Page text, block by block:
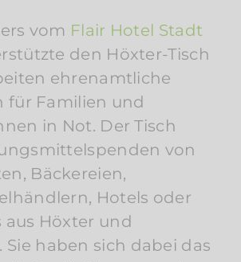
vom Flair Hotel Stadt
den Höxter-Tisch
ehrenamtliche
für Familien und
in Not. Der Tisch
von
Bäckereien,
Hotels oder
aus Höxter und
haben sich dabei das